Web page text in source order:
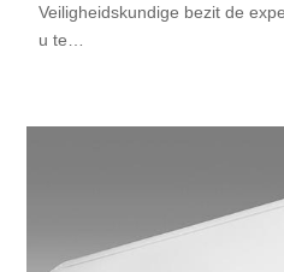
Veiligheidskundige bezit de
u te…